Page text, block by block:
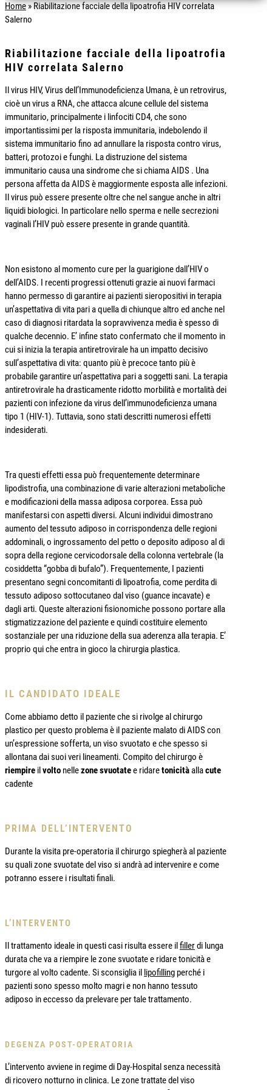
Home»Riabilitazione facciale della lipoatrofia HIV correlata
Salerno
Riabilitazione facciale della lipoatrofia
HIV correlata Salerno
Il virus HIV, Virus dell’Immunodeficienza Umana, è un retrovirus,
cioè un virus a RNA, che attacca alcune cellule del sistema
immunitario, principalmente i linfociti CD4, che sono
importantissimi per la risposta immunitaria, indebolendo il
sistema immunitario fino ad annullare la risposta contro virus,
batteri, protozoi e funghi. La distruzione del sistema
immunitario causa una sindrome che si chiama AIDS . Una
persona affetta da AIDS è maggiormente esposta alle infezioni.
Il virus può essere presente oltre che nel sangue anche in altri
liquidi biologici. In particolare nello sperma e nelle secrezioni
vaginali l’HIV può essere presente in grande quantità.
Non esistono al momento cure per la guarigione dall’HIV o
dell’AIDS. I recenti progressi ottenuti grazie ai nuovi farmaci
hanno permesso di garantire ai pazienti sieropositivi in terapia
un’aspettativa di vita pari a quella di chiunque altro ed anche nel
caso di diagnosi ritardata la sopravvivenza media è spesso di
qualche decennio. E’ infine stato confermato che il momento in
cui si inizia la terapia antiretrovirale ha un impatto decisivo
sull’aspettativa di vita: quanto più è precoce tanto più è
probabile garantire un’aspettativa pari a soggetti sani. La terapia
antiretrovirale ha drasticamente ridotto morbilità e mortalità dei
pazienti con infezione da virus dell’immunodeficienza umana
tipo 1 (HIV-1). Tuttavia, sono stati descritti numerosi effetti
indesiderati.
Tra questi effetti essa può frequentemente determinare
lipodistrofia, una combinazione di varie alterazioni metaboliche
e modificazioni della massa adiposa corporea. Essa può
manifestarsi con aspetti diversi. Alcuni individui dimostrano
aumento del tessuto adiposo in corrispondenza delle regioni
addominali, o ingrossamento del petto o deposito adiposo al di
sopra della regione cervicodorsale della colonna vertebrale (la
cosiddetta “gobba di bufalo”). Frequentemente, I pazienti
presentano segni concomitanti di lipoatrofia, come perdita di
tessuto adiposo sottocutaneo dal viso (guance incavate) e
dagli arti. Queste alterazioni fisionomiche possono portare alla
stigmatizzazione del paziente e quindi costituire elemento
sostanziale per una riduzione della sua aderenza alla terapia. E’
proprio qui che entra in gioco la chirurgia plastica.
IL CANDIDATO IDEALE
Come abbiamo detto il paziente che si rivolge al chirurgo
plastico per questo problema è il paziente malato di AIDS con
un’espressione sofferta, un viso svuotato e che spesso si
allontana dai suoi veri lineamenti. Compito del chirurgo è
riempire ilvolto nellezonesvuotatee ridaretonicitàallacute
cadente
PRIMA DELL’INTERVENTO
Durante la visita pre-operatoria il chirurgo spiegherà al paziente
su quali zone svuotate del viso si andrà ad intervenire e come
potranno essere i risultati finali.
L’INTERVENTO
Il trattamento ideale in questi casi risulta essere ilfillerdi lunga
durata che va a riempire le zone svuotate e ridare tonicità e
turgore al volto cadente. Si sconsiglia il lipofilling perché i
pazienti sono spesso molto magri e non hanno tessuto
adiposo in eccesso da prelevare per tale trattamento.
DEGENZA POST-OPERATORIA
L’intervento avviene in regime di Day-Hospital senza necessità
di ricovero notturno in clinica. Le zone trattate del viso